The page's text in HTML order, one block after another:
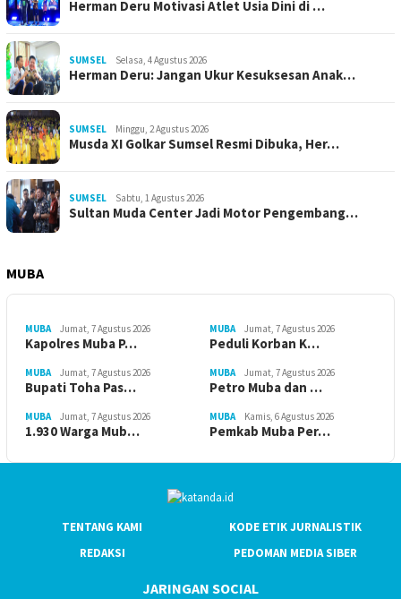
Herman Deru Motivasi Atlet Usia Dini di …
SUMSEL Selasa, 4 Agustus 2026
Herman Deru: Jangan Ukur Kesuksesan Anak…
SUMSEL Minggu, 2 Agustus 2026
Musda XI Golkar Sumsel Resmi Dibuka, Her…
SUMSEL Sabtu, 1 Agustus 2026
Sultan Muda Center Jadi Motor Pengembang…
MUBA
MUBA Jumat, 7 Agustus 2026
Kapolres Muba P…
MUBA Jumat, 7 Agustus 2026
Peduli Korban K…
MUBA Jumat, 7 Agustus 2026
Bupati Toha Pas…
MUBA Jumat, 7 Agustus 2026
Petro Muba dan …
MUBA Jumat, 7 Agustus 2026
1.930 Warga Mub…
MUBA Kamis, 6 Agustus 2026
Pemkab Muba Per…
TENTANG KAMI
KODE ETIK JURNALISTIK
REDAKSI
PEDOMAN MEDIA SIBER
JARINGAN SOCIAL